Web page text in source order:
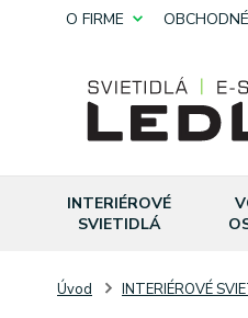
O FIRME
INTERIÉROVÉ
SVIETIDLÁ
Úvod INTERIÉROVÉ